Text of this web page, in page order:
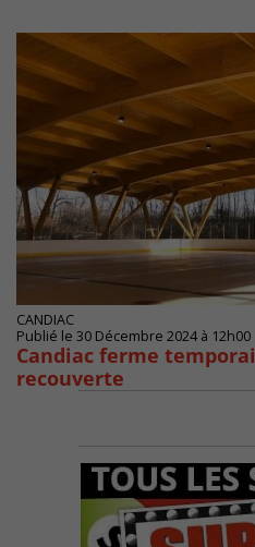
CANDIAC
Publié le 30 Décembre 2024 à 12h00
Candiac ferme
recouverte